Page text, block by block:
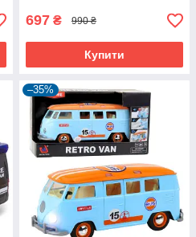
697 ₴ 990 ₴
Купити
–35%